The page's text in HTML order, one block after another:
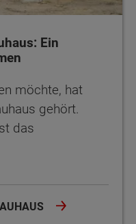
Ein
möchte, hat
gehört.
das